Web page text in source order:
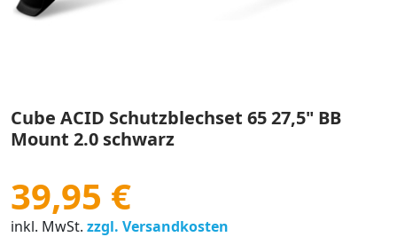
Cube ACID Schutzblechset 65 27,5" BB
Mount 2.0 schwarz
39,95 €
inkl. MwSt. zzgl. Versandkosten